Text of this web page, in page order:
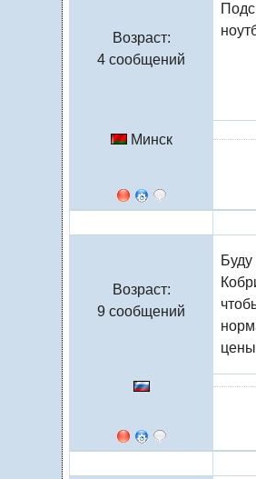
Возраст:
4 сообщений
Минск
Возраст:
9 сообщений
Буду
цены